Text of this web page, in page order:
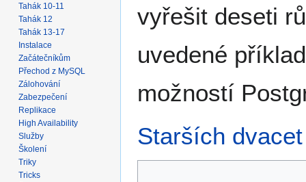
vyřešit deseti
uvedené
možností
Starších
Tahák 10-11
Tahák 12
Tahák 13-17
Instalace
Začátečníkům
Přechod z MySQL
Zálohování
Zabezpečení
Replikace
High Availability
Služby
Školení
Triky
Tricks